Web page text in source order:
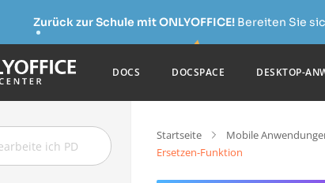
Zurück zur Schule mit ONLYOFFICE!Bereiten Sie
DOCS DOCSPACE DESKTOP-
Startseite Mobile
Ersetzen-Funktion